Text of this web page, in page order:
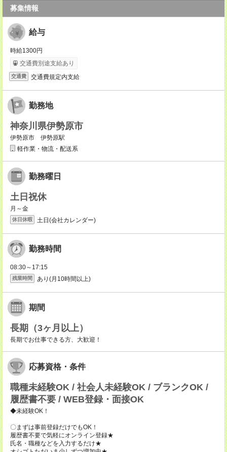
募集情報
給与
時給1300円
交通費別途支給あり
交通費 交通費規定内支給
勤務地
神奈川県伊勢原市
伊勢原市 伊勢原駅
軽作業・物流・配送系
勤務曜日
土日祝休
月～金
休日休暇 土日(会社カレンダー)
勤務時間
08:30～17:15
残業時間 あり(月10時間以上)
期間
長期（3ヶ月以上）
長期でお仕事できる方、大歓迎！
応募資格・条件
職種未経験OK / 社会人未経験OK / ブランクOK /
履歴書不要 / WEB登録・面接OK
◆未経験OK！
〇まずは事前登録だけでもOK！
履歴書不要で気軽にオンライン登録★
氏名・職種などを入力するだけ★